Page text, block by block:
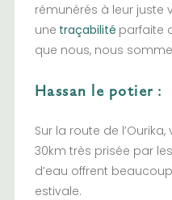
rémunérés à leur juste
une traçabilité parfaite
que nous, nous
Hassan le potier :
Sur la route de
30km très prisée par
d’eau offrent
estivale.